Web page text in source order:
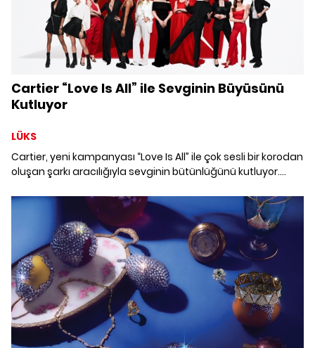
Cartier “Love Is All” ile Sevginin Büyüsünü
Kutluyor
LÜKS
Cartier, yeni kampanyası “Love Is All” ile çok sesli bir korodan
oluşan şarkı aracılığıyla sevginin bütünlüğünü kutluyor.
eden kampanya, bu sevgiyi sevinç ve cömertlik ruhuyla
paylaşmayı amaçlıyor.